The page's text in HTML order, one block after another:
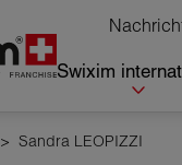
Swixim
> Sandra LEOPIZZI